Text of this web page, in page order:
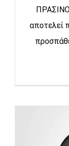
αποτελεί